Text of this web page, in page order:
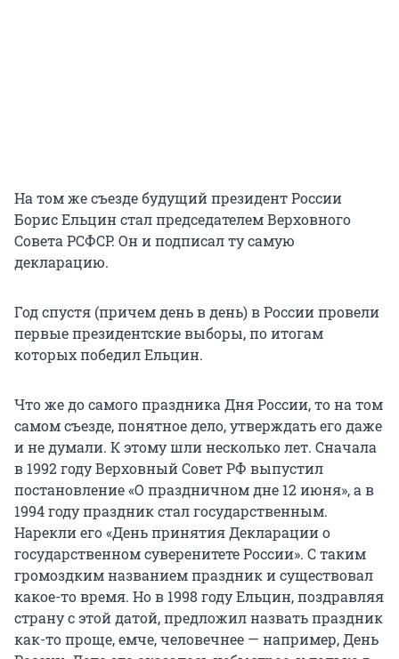
На том же съезде будущий президент России
Борис Ельцин стал председателем Верховного
Совета РСФСР. Он и подписал ту самую
декларацию.
Год спустя (причем день в день) в России провели
первые президентские выборы, по итогам
которых победил Ельцин.
Что же до самого праздника Дня России, то на том
самом съезде, понятное дело, утверждать его даже
и не думали. К этому шли несколько лет. Сначала
в 1992 году Верховный Совет РФ выпустил
постановление «О праздничном дне 12 июня», а в
1994 году праздник стал государственным.
Нарекли его «День принятия Декларации о
государственном суверенитете России». С таким
громоздким названием праздник и существовал
какое-то время. Но в 1998 году Ельцин, поздравляя
страну с этой датой, предложил назвать праздник
как-то проще, емче, человечнее — например, День